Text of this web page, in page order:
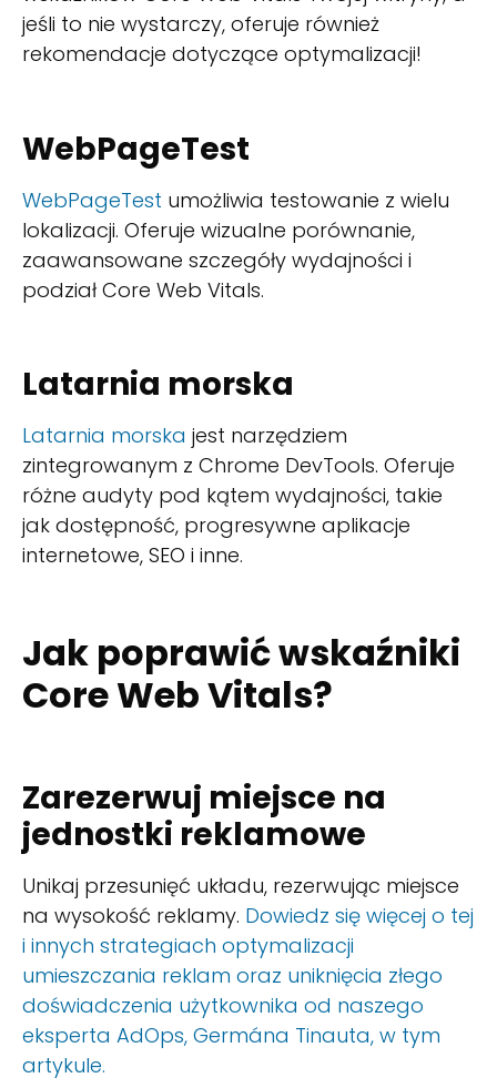
jeśli to nie wystarczy, oferuje również
rekomendacje dotyczące optymalizacji!
WebPageTest
WebPageTest umożliwia testowanie z wielu
lokalizacji. Oferuje wizualne porównanie,
zaawansowane szczegóły wydajności i
podział Core Web Vitals.
Latarnia morska
Latarnia morska jest narzędziem
zintegrowanym z Chrome DevTools. Oferuje
różne audyty pod kątem wydajności, takie
jak dostępność, progresywne aplikacje
internetowe, SEO i inne.
Jak poprawić wskaźniki
Core Web Vitals?
Zarezerwuj miejsce na
jednostki reklamowe
Unikaj przesunięć układu, rezerwując miejsce
na wysokość reklamy. Dowiedz się więcej o tej
i innych strategiach optymalizacji
umieszczania reklam oraz uniknięcia złego
doświadczenia użytkownika od naszego
eksperta AdOps, Germána Tinauta, w tym
artykule.